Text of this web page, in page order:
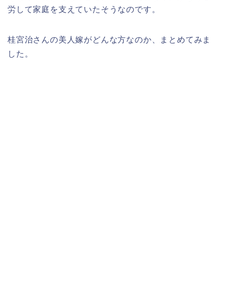
労して家庭を支えていたそうなのです。
桂宮治さんの美人嫁がどんな方なのか、まとめてみま
した。